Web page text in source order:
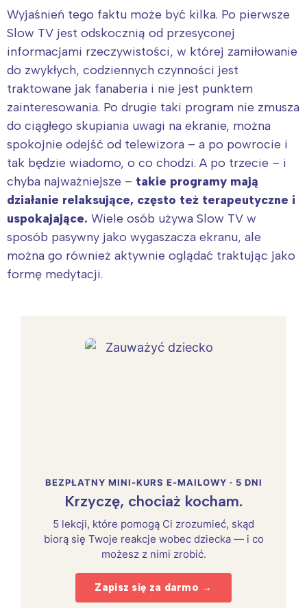
Wyjaśnień tego faktu może być kilka. Po pierwsze
Slow TV jest odskocznią od przesyconej
informacjami rzeczywistości, w której zamiłowanie
do zwykłych, codziennych czynności jest
traktowane jak fanaberia i nie jest punktem
zainteresowania. Po drugie taki program nie zmusza
do ciągłego skupiania uwagi na ekranie, można
spokojnie odejść od telewizora – a po powrocie i
tak będzie wiadomo, o co chodzi. A po trzecie – i
chyba najważniejsze – takie programy mają
działanie relaksujące, często też terapeutyczne i
uspokajające. Wiele osób używa Slow TV w
sposób pasywny jako wygaszacza ekranu, ale
można go również aktywnie oglądać traktując jako
formę medytacji.
BEZPŁATNY MINI-KURS E-MAILOWY · 5 DNI
Krzyczę, chociaż kocham.
5 lekcji, które pomogą Ci zrozumieć, skąd
biorą się Twoje reakcje wobec dziecka — i co
możesz z nimi zrobić.
Zapisz się za darmo →